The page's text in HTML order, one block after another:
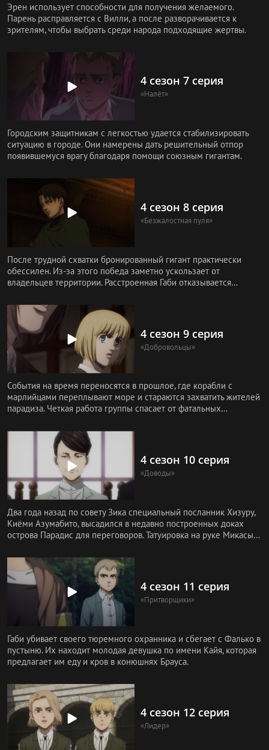
Эрен использует способности для получения желаемого.
Парень расправляется с Вилли, а после разворачивается к
зрителям, чтобы выбрать среди народа подходящие жертвы.
4 сезон 7 серия
«Налёт»
Городским защитникам с легкостью удается стабилизировать
ситуацию в городе. Они намерены дать решительный отпор
появившемуся врагу благодаря помощи союзным гигантам.
4 сезон 8 серия
«Безжалостная пуля»
После трудной схватки бронированный гигант практически
обессилен. Из-за этого победа заметно ускользает от
владельцев территории. Расстроенная Габи отказывается
4 сезон 9 серия
«Добровольцы»
События на время переносятся в прошлое, где корабли с
марлийцами переплывают море и стараются захватить жителей
парадиза. Четкая работа группы спасает от фатальных
4 сезон 10 серия
«Доводы»
Два года назад по совету Зика специальный посланник Хизуру,
Киёми Азумабито, высадился в недавно построенных доках
острова Парадис для переговоров. Татуировка на руке Микасы
4 сезон 11 серия
«Притворщики»
Габи убивает своего тюремного охранника и сбегает с Фалько в
пустыню. Их находит молодая девушка по имени Кайя, которая
предлагает им еду и кров в конюшнях Брауса.
4 сезон 12 серия
«Лидер»